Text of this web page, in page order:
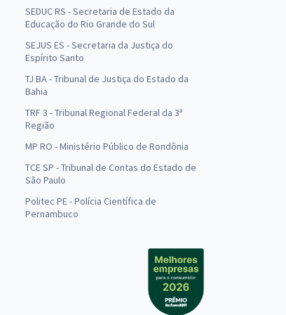
SEDUC RS - Secretaria de Estado da
Educação do Rio Grande do Sul
SEJUS ES - Secretaria da Justiça do
Espírito Santo
TJ BA - Tribunal de Justiça do Estado da
Bahia
TRF 3 - Tribunal Regional Federal da 3ª
Região
MP RO - Ministério Público de Rondônia
TCE SP - Tribunal de Contas do Estado de
São Paulo
Politec PE - Polícia Científica de
Pernambuco